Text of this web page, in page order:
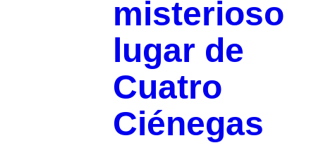
misterioso
lugar de
Cuatro
Ciénegas